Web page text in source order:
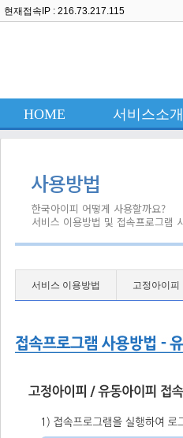
현재접속IP : 216.73.217.115
HOME 서비스소개
사용방법
한국아이피 어떻게 사용할까요?
서비스 이용방법 및 접속프로그램
서비스 이용방법 고정아이피